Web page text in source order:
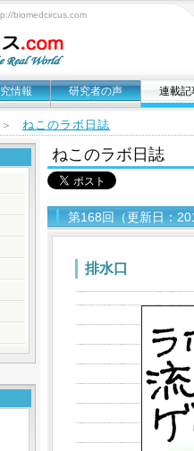
biomedcircus.com
情報 研究者の声 連載記
ねこのラボ日誌
ねこのラボ日誌
第168回（更新日：
排水口